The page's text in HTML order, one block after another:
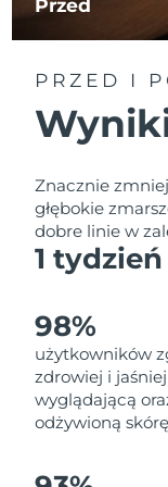
Przed
PRZED I
Znacznie
głębokie
dobre linie w
1 tydzień
98%
użytkowników
zdrowiej i jaśniej
wyglądającą
odżywioną skórę
Liban
Litwa
Luksemburg
SRA Makau
Malezja
Malta
Meksyk
Monako